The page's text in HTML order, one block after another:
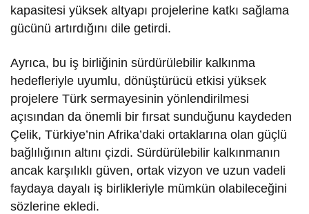
kapasitesi yüksek altyapı projelerine katkı sağlama
gücünü artırdığını dile getirdi.
Ayrıca, bu iş birliğinin sürdürülebilir kalkınma
hedefleriyle uyumlu, dönüştürücü etkisi yüksek
projelere Türk sermayesinin yönlendirilmesi
açısından da önemli bir fırsat sunduğunu kaydeden
Çelik, Türkiye’nin Afrika’daki ortaklarına olan güçlü
bağlılığının altını çizdi. Sürdürülebilir kalkınmanın
ancak karşılıklı güven, ortak vizyon ve uzun vadeli
faydaya dayalı iş birlikleriyle mümkün olabileceğini
sözlerine ekledi.